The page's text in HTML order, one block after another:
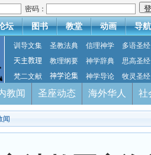
密码：
坛 图书 教堂 动画 导航
训导文集 圣教法典 信理神学
多语圣经
天主教理
教理纲要 神学辞典
思高圣经
梵二文献
神学论集 神学导论 牧灵圣经
教闻 圣座动态 海外华人 社
闻